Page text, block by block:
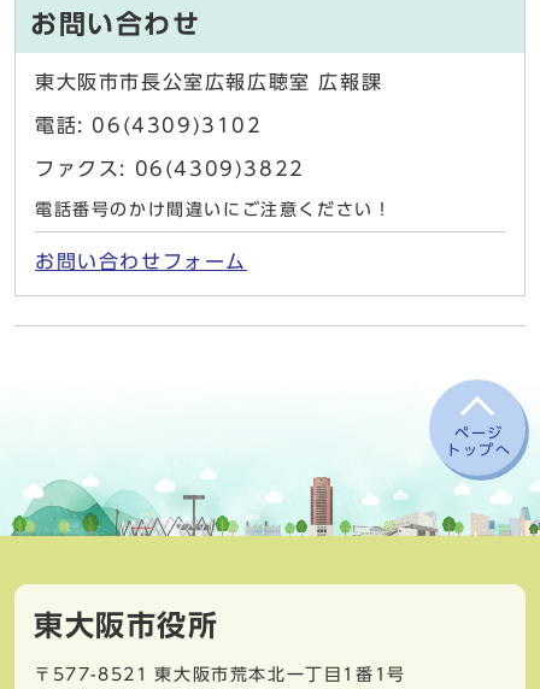
お問い合わせ
東大阪市市長公室広報広聴室 広報課
電話: 06(4309)3102
ファクス: 06(4309)3822
電話番号のかけ間違いにご注意ください！
お問い合わせフォーム
ページ
トップへ
東大阪市役所
〒577-8521 東大阪市荒本北一丁目1番1号